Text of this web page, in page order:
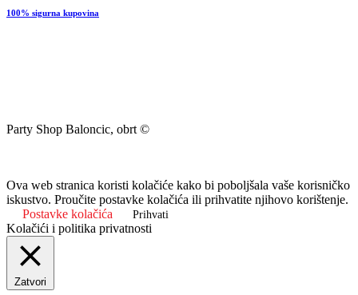
100% sigurna kupovina
Party Shop Baloncic, obrt ©
Ova web stranica koristi kolačiće kako bi poboljšala vaše korisničko
iskustvo. Proučite postavke kolačića ili prihvatite njihovo korištenje.
Postavke kolačića
Prihvati
Kolačići i politika privatnosti
Zatvori